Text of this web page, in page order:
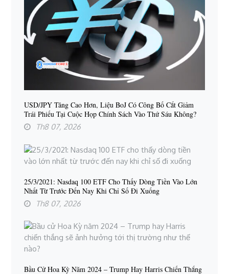
USD/JPY Tăng Cao Hơn, Liệu BoJ Có Công Bố Cắt Giảm
Trái Phiếu Tại Cuộc Họp Chính Sách Vào Thứ Sáu Không?
Th8 07, 2026
25/3/2021: Nasdaq 100 ETF Cho Thấy Dòng Tiền Vào Lớn
Nhất Từ ​​trước Đến Nay Khi Chỉ Số Đi Xuống
Th8 07, 2026
Bầu Cử Hoa Kỳ Năm 2024 – Trump Hay Harris Chiến Thắng